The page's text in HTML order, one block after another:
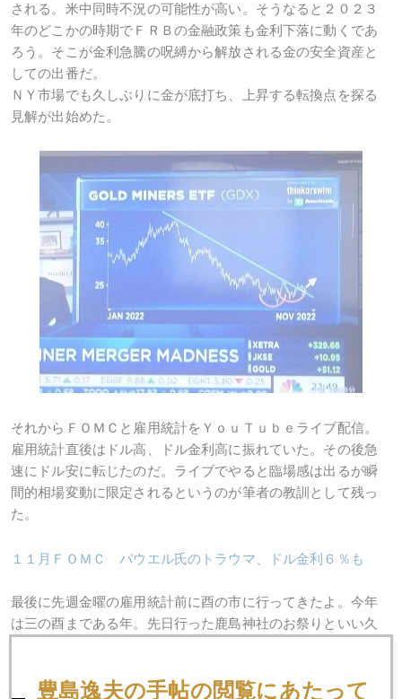
される。米中同時不況の可能性が高い。そうなると２０２３
年のどこかの時期でＦＲＢの金融政策も金利下落に動くであ
ろう。そこが金利急騰の呪縛から解放される金の安全資産と
しての出番だ。
ＮＹ市場でも久しぶりに金が底打ち、上昇する転換点を探る
見解が出始めた。
それからＦＯＭＣと雇用統計をＹｏｕＴｕｂｅライブ配信。
雇用統計直後はドル高、ドル金利高に振れていた。その後急
速にドル安に転じたのだ。ライブでやると臨場感は出るが瞬
間的相場変動に限定されるというのが筆者の教訓として残っ
た。
１１月ＦＯＭＣ パウエル氏のトラウマ、ドル金利６％も
最後に先週金曜の雇用統計前に酉の市に行ってきたよ。今年
は三の酉まである年。先日行った鹿島神社のお祭りといい久
きは今イチみたい。飲食店オーナーなどが買うのだが、未だ
豊島逸夫の手帖の閲覧にあたって